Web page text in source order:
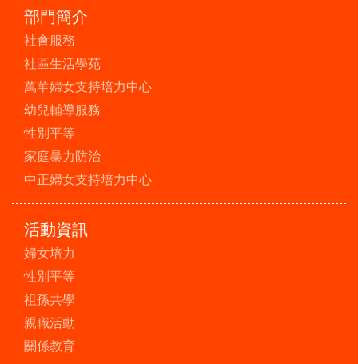
部門簡介
社會服務
社區生活學苑
萬華婦女支持培力中心
幼兒輔導服務
性別平等
家庭暴力防治
中正婦女支持培力中心
活動資訊
婦女培力
性別平等
祖孫共學
親職活動
關係教育